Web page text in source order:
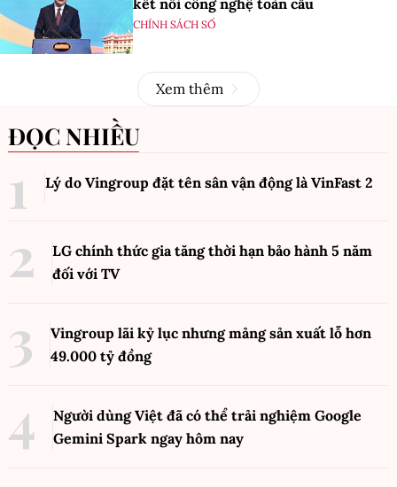
kết nối công nghệ toàn cầu
CHÍNH SÁCH SỐ
Xem thêm
ĐỌC NHIỀU
Lý do Vingroup đặt tên sân vận động là VinFast 2
LG chính thức gia tăng thời hạn bảo hành 5 năm
đối với TV
Vingroup lãi kỷ lục nhưng mảng sản xuất lỗ hơn
49.000 tỷ đồng
Người dùng Việt đã có thể trải nghiệm Google
Gemini Spark ngay hôm nay